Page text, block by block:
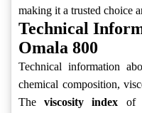
making it a trusted choice
Technical
Omala 800
Technical information
chemical composition,
Theviscosity index of